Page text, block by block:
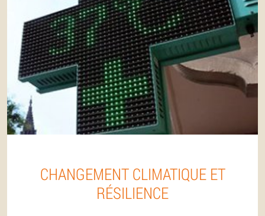
CHANGEMENT CLIMATIQUE ET
RÉSILIENCE